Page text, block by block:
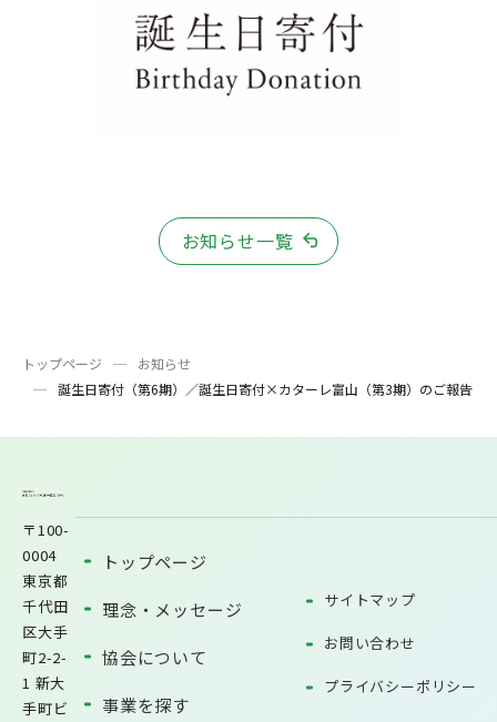
お知らせ一覧
トップページ
お知らせ
誕生日寄付（第6期）／誕生日寄付×カターレ富山（第3期）のご報告
〒100-
0004
東京都
千代田
区大手
町2-2-
1 新大
手町ビ
トップページ
理念・メッセージ
協会について
事業を探す
サイトマップ
お問い合わせ
プライバシーポリシー